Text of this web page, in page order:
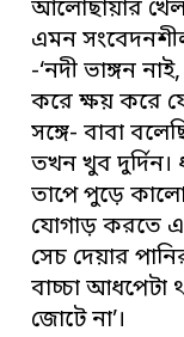
আলোছায়ার
এমন
-‘নদী ভাঙ্গন
করে ক্ষয় করে
সঙ্গে- বাবা
তখন খুব দুর্দিন।
তাপে পুড়ে কালো
যোগাড় করতে
সেচ দেয়ার
বাচ্চা
জোটে না’।